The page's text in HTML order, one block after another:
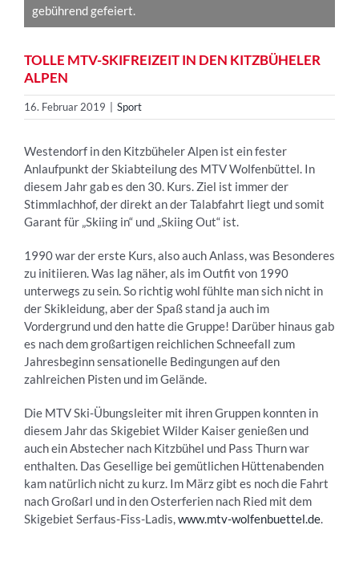
gebührend gefeiert.
TOLLE MTV-SKIFREIZEIT IN DEN KITZBÜHELER
ALPEN
16. Februar 2019 Sport
Westendorf in den Kitzbüheler Alpen ist ein fester
Anlaufpunkt der Skiabteilung des MTV Wolfenbüttel. In
diesem Jahr gab es den 30. Kurs. Ziel ist immer der
Stimmlachhof, der direkt an der Talabfahrt liegt und somit
Garant für „Skiing in“ und „Skiing Out“ ist.
1990 war der erste Kurs, also auch Anlass, was Besonderes
zu initiieren. Was lag näher, als im Outfit von 1990
unterwegs zu sein. So richtig wohl fühlte man sich nicht in
der Skikleidung, aber der Spaß stand ja auch im
Vordergrund und den hatte die Gruppe! Darüber hinaus gab
es nach dem großartigen reichlichen Schneefall zum
Jahresbeginn sensationelle Bedingungen auf den
zahlreichen Pisten und im Gelände.
Die MTV Ski-Übungsleiter mit ihren Gruppen konnten in
diesem Jahr das Skigebiet Wilder Kaiser genießen und
auch ein Abstecher nach Kitzbühel und Pass Thurn war
enthalten. Das Gesellige bei gemütlichen Hüttenabenden
kam natürlich nicht zu kurz. Im März gibt es noch die Fahrt
nach Großarl und in den Osterferien nach Ried mit dem
Skigebiet Serfaus-Fiss-Ladis,www.mtv-wolfenbuettel.de.